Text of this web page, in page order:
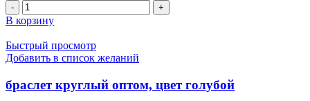
В корзину
Быстрый просмотр
Добавить в список желаний
браслет круглый оптом, цвет голубой